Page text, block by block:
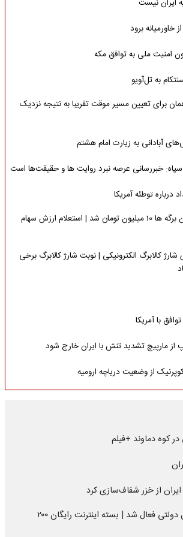
ایران نیست
خاورمیانه برود
امنیت ملی به توافق مکه
به تل‌آویو
برای تعیین مسیر موقت تقریبا به نتیجه نزدیک
آبادانی به زیارت امام هشتم
سپاه: خبررسانی عرصه نبرد روایت ها و حقیقت‌ها است
درباره توطئه آمریکا
ارزش سهام عدالت این برگه ها 10 میلیون تومان شد | استعلام ارزش سهام
کالابرگ الکترونیکی | نوبت شارژ کالابرگ برخی
با آمریکا
از مارپیچ تشدید تنش با ایران خارج شود
از وضعیت دریاچه ارومیه
کوه دماوند +فیلم
از خزر شفاف‌سازی کرد
بسته اینترنت رایگان دولتی فعال شد | بسته اینترنت رایگان ۲۰۰